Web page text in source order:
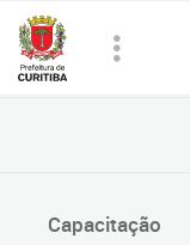
Capacitação